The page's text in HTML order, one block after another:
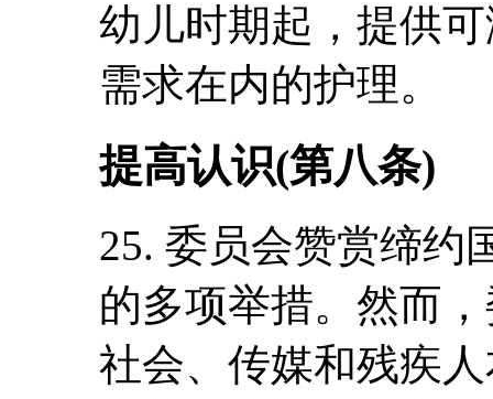
幼儿时期起，提供
需求在内的护理。
提高认识(第八条)
25. 委员会赞赏缔约
的多项举措。然而
社会、传媒和残疾